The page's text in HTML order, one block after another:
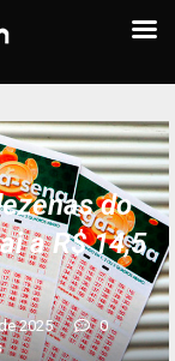
do
a R$ 14,5
2025
0